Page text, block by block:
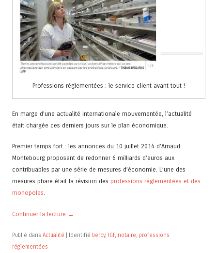
Professions réglementées : le service client avant tout !
En marge d’une actualité internationale mouvementée, l’actualité
était chargée ces derniers jours sur le plan économique.
Premier temps fort : les annonces du 10 juillet 2014 d’Arnaud
Montebourg proposant de redonner 6 milliards d’euros aux
contribuables par une série de mesures d’économie. L’une des
mesures phare était la révision des professions réglementées et des
monopoles.
Continuer la lecture →
Publié dans Actualité | Identifié bercy, IGF, notaire professions
réglementées